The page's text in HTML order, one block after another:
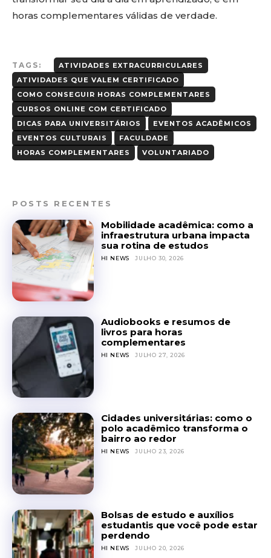
horas complementares válidas de verdade.
TAGS:
ATIVIDADES EXTRACURRICULARES
ATIVIDADES QUE VALEM CERTIFICADO
COMO CONSEGUIR HORAS COMPLEMENTARES
CURSOS ONLINE COM CERTIFICADO
DICAS PARA UNIVERSITÁRIOS
EVENTOS ACADÊMICOS
EVENTOS CULTURAIS
FACULDADE
HORAS COMPLEMENTARES
VOLUNTARIADO
POSTS RECENTES
Mobilidade acadêmica: como a
infraestrutura urbana impacta
sua rotina de estudos
HI NEWS JULHO 30, 2026
Audiobooks e resumos de
livros para horas
complementares
HI NEWS JULHO 27, 2026
Cidades universitárias: como o
polo acadêmico transforma o
bairro ao redor
HI NEWS JULHO 23, 2026
Bolsas de estudo e auxílios
estudantis que você pode estar
perdendo
HI NEWS JULHO 20, 2026